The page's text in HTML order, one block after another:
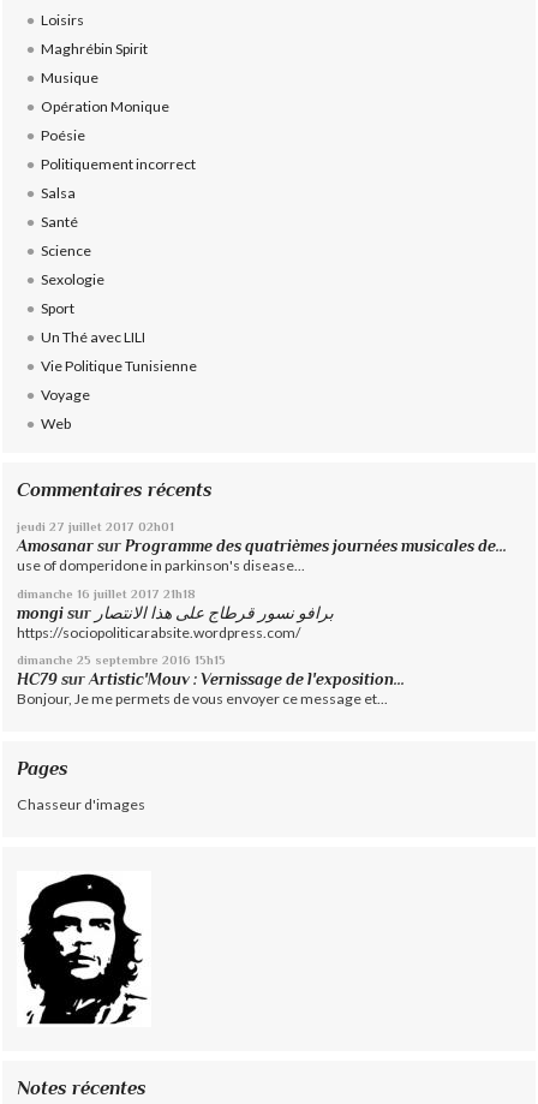
Loisirs
Maghrébin Spirit
Musique
Opération Monique
Poésie
Politiquement incorrect
Salsa
Santé
Science
Sexologie
Sport
Un Thé avec LILI
Vie Politique Tunisienne
Voyage
Web
Commentaires récents
jeudi 27 juillet 2017 02h01
Amosanar surProgramme des quatrièmes journées musicales de...
use of domperidone in parkinson's disease...
dimanche 16 juillet 2017 21h18
mongi sur برافو نسور قرطاج على هذا الانتصار
https://sociopoliticarabsite.wordpress.com/
dimanche 25 septembre 2016 15h15
HC79 surArtistic'Mouv : Vernissage de l'exposition...
Bonjour, Je me permets de vous envoyer ce message et...
Pages
Chasseur d'images
Notes récentes